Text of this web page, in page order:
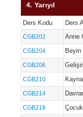
4. Yarıyıl
Ders Kodu Ders
CGB202 Anne
CGB204
CGB206
CGB210
CGB214
CGB218